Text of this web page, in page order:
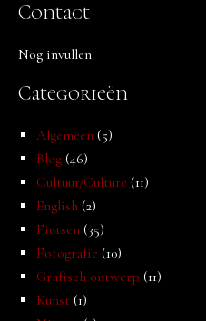
Contact
Nog invullen
Categorieën
Algemeen (5)
Blog (46)
Cultuur/Culture (11)
English (2)
Fietsen (35)
Fotografie (10)
Grafisch ontwerp (11)
Kunst (1)